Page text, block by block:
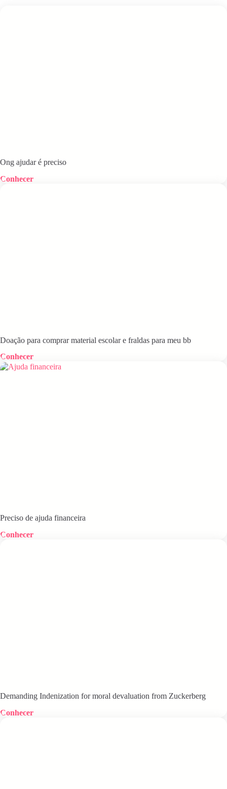
Ong ajudar é preciso
Conhecer
Doação para comprar material escolar e fraldas para meu bb
Conhecer
Preciso de ajuda financeira
Conhecer
Demanding Indenization for moral devaluation from Zuckerberg
Conhecer